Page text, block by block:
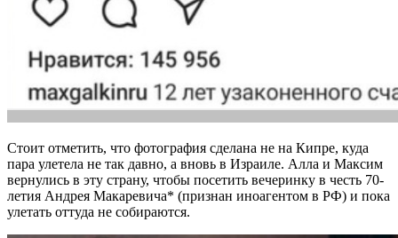
Стоит отметить, что фотография сделана не на Кипре, куда
пара улетела не так давно, а вновь в Израиле. Алла и Максим
вернулись в эту страну, чтобы посетить вечеринку в честь 70-
летия Андрея Макаревича* (признан иноагентом в РФ) и пока
улетать оттуда не собираются.